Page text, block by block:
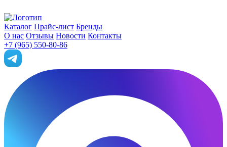
Каталог Прайс-лист Бренды
О нас Отзывы Новости Контакты
+7 (965) 550-80-86